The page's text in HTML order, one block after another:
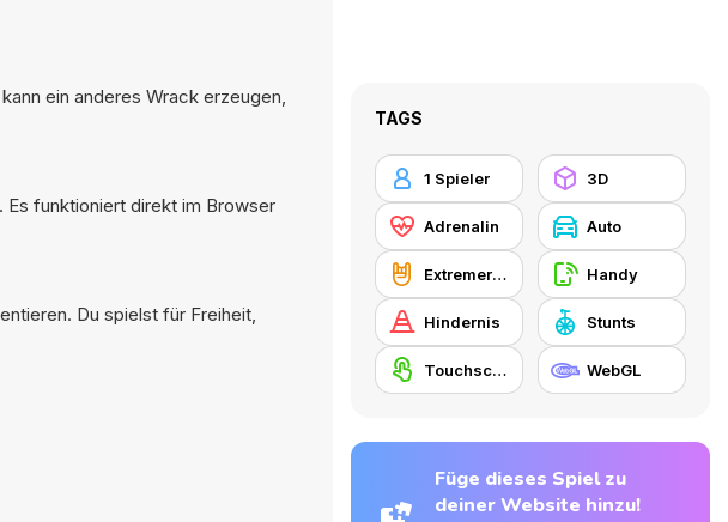
ein anderes Wrack erzeugen,
funktioniert direkt im Browser
Du spielst für Freiheit,
TAGS
1 Spieler 3D
Adrenalin Auto
Extremer Sport Handy
Hindernis Stunts
Touchscreen WebGL
Füge dieses Spiel zu
deiner Website hinzu!